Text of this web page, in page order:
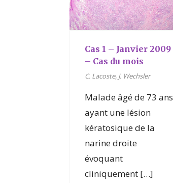
Cas 1 – Janvier 2009
– Cas du mois
C. Lacoste, J. Wechsler
Malade âgé de 73 ans
ayant une lésion
kératosique de la
narine droite
évoquant
cliniquement […]